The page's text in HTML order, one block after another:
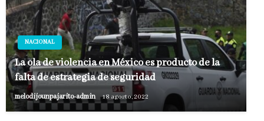
NACIONAL
La ola de violencia en México es producto de la
falta de estrategia de seguridad
melodijounpajarito-admin 18 agosto, 2022